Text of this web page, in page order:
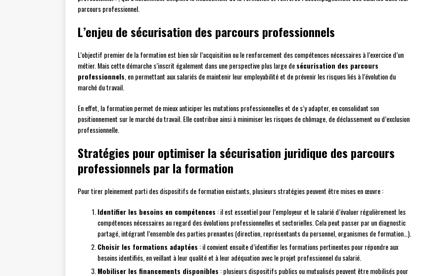
parcours professionnel.
L’enjeu de sécurisation des parcours professionnels
L’objectif premier de la formation est bien sûr l’acquisition ou le renforcement des compétences nécessaires à l’exercice d’un
métier. Mais cette démarche s’inscrit également dans une perspective plus large desécurisation des parcours
professionnels , en permettant aux salariés de maintenir leur employabilité et de prévenir les risques liés à l’évolution du
marché du travail.
En effet, la formation permet de mieux anticiper les mutations professionnelles et de s’y adapter, en consolidant son
positionnement sur le marché du travail. Elle contribue ainsi à minimiser les risques de chômage, de déclassement ou d’exclusion
professionnelle.
Stratégies pour optimiser la sécurisation juridique des parcours
professionnels par la formation
Pour tirer pleinement parti des dispositifs de formation existants, plusieurs stratégies peuvent être mises en œuvre :
Identifier les besoins en compétences : il est essentiel pour l’employeur et le salarié d’évaluer régulièrement les
compétences nécessaires au regard des évolutions professionnelles et sectorielles. Cela peut passer par un diagnostic
partagé, intégrant l’ensemble des parties prenantes (direction, représentants du personnel, organismes de formation…).
Choisir les formations adaptées : il convient ensuite d’identifier les formations pertinentes pour répondre aux
besoins identifiés, en veillant à leur qualité et à leur adéquation avec le projet professionnel du salarié.
Mobiliser les financements disponibles : plusieurs dispositifs publics ou mutualisés peuvent être mobilisés pour